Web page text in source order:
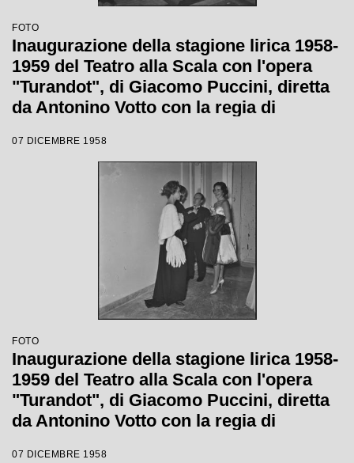
FOTO
Inaugurazione della stagione lirica 1958-
1959 del Teatro alla Scala con l'opera
"Turandot", di Giacomo Puccini, diretta
da Antonino Votto con la regia di
07 DICEMBRE 1958
FOTO
Inaugurazione della stagione lirica 1958-
1959 del Teatro alla Scala con l'opera
"Turandot", di Giacomo Puccini, diretta
da Antonino Votto con la regia di
07 DICEMBRE 1958